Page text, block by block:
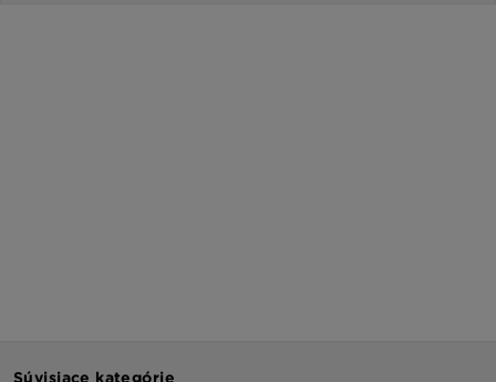
Súvisiace kategórie